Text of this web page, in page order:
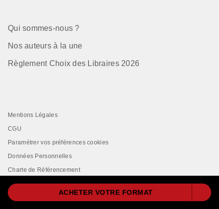
ACHETER VOTRE FORMAT
Qui sommes-nous ?
Nos auteurs à la une
Règlement Choix des Libraires 2026
Mentions Légales
CGU
Paramétrer vos préférences cookies
Données Personnelles
Charte de Référencement